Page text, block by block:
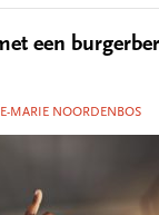
een
MARIE NOORDENBOS